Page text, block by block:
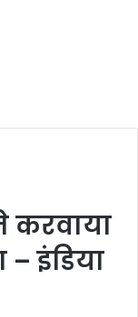
करवाया
– इंडिया